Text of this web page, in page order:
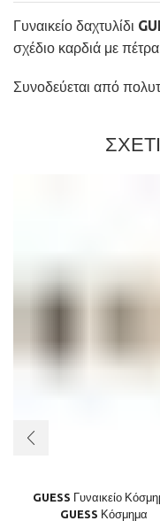
Γυναικείο δαχτυλίδι
σχέδιο καρδιά με
Συνοδεύεται από
GUESS Γυναικείο
GUESS Κόσμημα